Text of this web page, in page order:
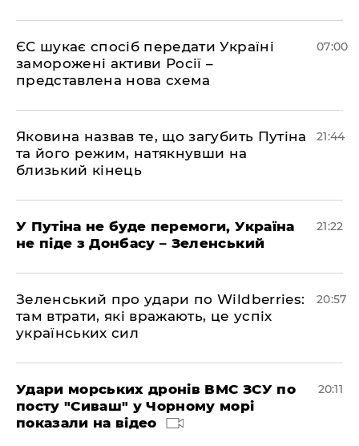
ЄС шукає спосіб передати Україні
заморожені активи Росії –
представлена ​​нова схема
07:00
Яковина назвав те, що загубить Путіна
та його режим, натякнувши на
близький кінець
21:44
У Путіна не буде перемоги, Україна
не піде з Донбасу – Зеленський
21:22
Зеленський про удари по Wildberries:
там втрати, які вражають, це успіх
українських сил
20:57
Удари морських дронів ВМС ЗСУ по
посту "Сиваш" у Чорному морі
показали на відео
20:11